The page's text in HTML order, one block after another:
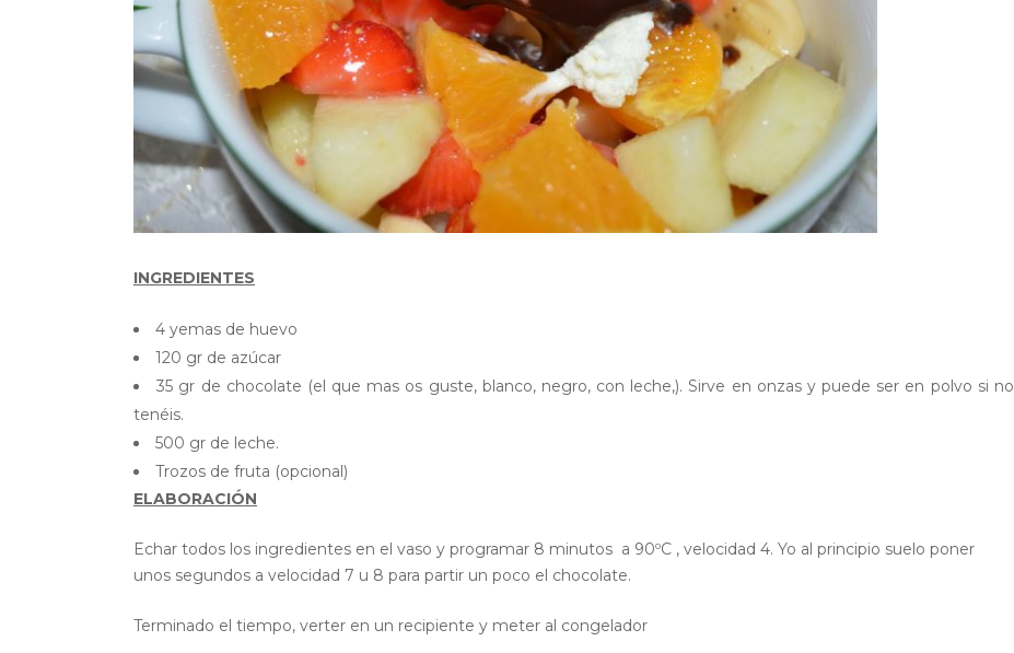
INGREDIENTES
4 yemas de huevo
120 gr de azúcar
35 gr de chocolate (el que mas os guste, blanco, negro, con leche,). Sirve en onzas y puede ser en polvo si no
tenéis.
500 gr de leche.
Trozos de fruta (opcional)
ELABORACIÓN
Echar todos los ingredientes en el vaso y programar 8 minutos a 90ºC , velocidad 4. Yo al principio suelo poner
unos segundos a velocidad 7 u 8 para partir un poco el chocolate.
Terminado el tiempo, verter en un recipiente y meter al congelador